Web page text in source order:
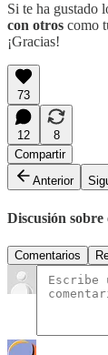
Si te ha gustado
con otros como
¡Gracias!
73
12
8
Compartir
Anterior
Discusión sobre
Comentarios